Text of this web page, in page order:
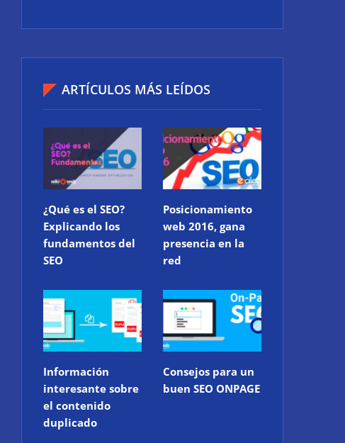
ARTÍCULOS MÁS LEÍDOS
¿Qué es el SEO?
Explicando los
fundamentos del
SEO
Posicionamiento
web 2016, gana
presencia en la
red
Información
interesante sobre
el contenido
duplicado
Consejos para un
buen SEO ONPAGE